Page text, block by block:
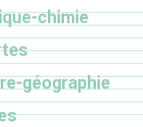
chimie
géographie